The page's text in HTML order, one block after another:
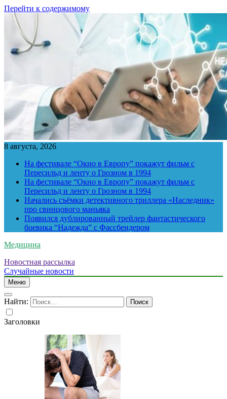
Перейти к содержимому
8 августа, 2026
На фестивале “Окно в Европу” покажут фильм с
Пересильд и ленту о Грозном в 1994
На фестивале “Окно в Европу” покажут фильм с
Пересильд и ленту о Грозном в 1994
Начались съёмки детективного триллера «Наследник»
про свинцового маньяка
Появился дублированный трейлер фантастического
боевика “Надежда” с Фассбендером
Медицина
Новостная рассылка
Случайные новости
Меню
Найти:
Заголовки